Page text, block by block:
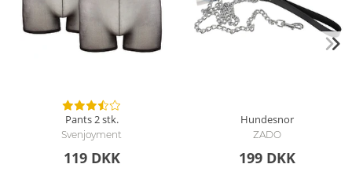
Pants 2 stk.
Svenjoyment
119 DKK
Hundesnor
ZADO
199 DKK